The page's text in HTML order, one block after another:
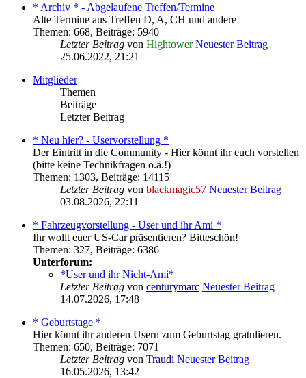
* Archiv * - Abgelaufene Treffen/Termine
Alte Termine aus Treffen D, A, CH und andere
Themen: 668, Beiträge: 5940
Letzter Beitrag von Hightower Neuester Beitrag
25.06.2022, 21:21
Mitglieder
Themen
Beiträge
Letzter Beitrag
* Neu hier? - Uservorstellung *
Der Eintritt in die Community - Hier könnt ihr euch vorstellen
(bitte keine Technikfragen o.ä.!)
Themen: 1303, Beiträge: 14115
Letzter Beitrag von blackmagic57 Neuester Beitrag
03.08.2026, 22:11
* Fahrzeugvorstellung - User und ihr Ami *
Ihr wollt euer US-Car präsentieren? Bitteschön!
Themen: 327, Beiträge: 6386
Unterforum:
*User und ihr Nicht-Ami*
Letzter Beitrag von centurymarc Neuester Beitrag
14.07.2026, 17:48
* Geburtstage *
Hier könnt ihr anderen Usern zum Geburtstag gratulieren.
Themen: 650, Beiträge: 7071
Letzter Beitrag von Traudi Neuester Beitrag
16.05.2026, 13:42